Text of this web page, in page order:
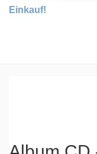
Einkauf!
Album CD -